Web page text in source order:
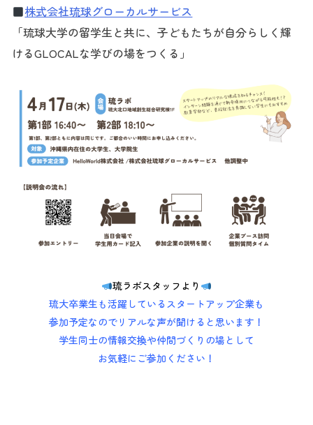
株式会社琉球グローカルサービス
「琉球大学の留学生と共に、子どもたちが自分らしく輝
けるGLOCALな学びの場をつくる」
琉ラボスタッフより
琉大卒業生も活躍しているスタートアップ企業も
参加予定なのでリアルな声が聞けると思います！
学生同士の情報交換や仲間づくりの場として
お気軽にご参加ください！